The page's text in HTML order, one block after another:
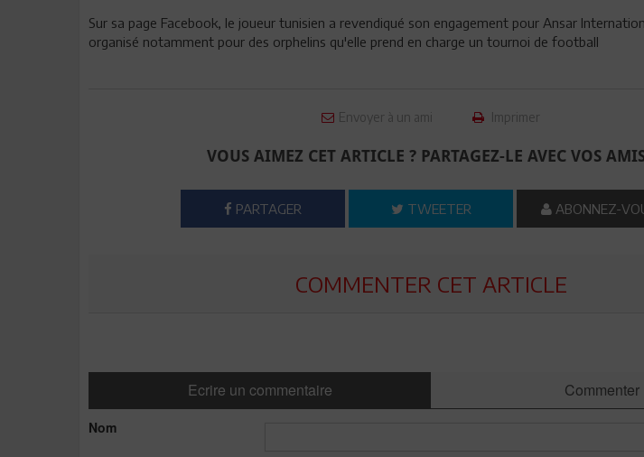
Sur sa page Facebook, le joueur tunisien a revendiqué son engagement pour Ansar
organisé notamment pour des orphelins qu'elle prend en charge un tournoi de football
Envoyer à un ami Imprimer
VOUS AIMEZ CET ARTICLE ? PARTAGEZ-LE AVEC VOS
PARTAGER TWEETER ABONNEZ-
COMMENTER CET ARTICLE
Ecrire un commentaire Commenter
Nom